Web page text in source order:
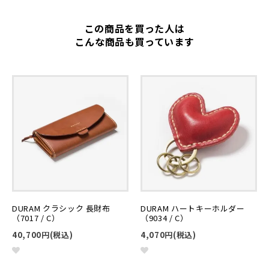
この商品を買った人は
こんな商品も買っています
DURAM クラシック 長財布
（7017 / C）
40,700円(税込)
DURAM ハートキーホルダー
（9034 / C）
4,070円(税込)